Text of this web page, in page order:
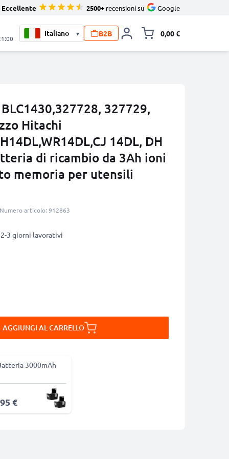
Eccellente 2500+ recensioni su Google
▾ B2B 0,00 €
327729,
Hitachi
14DL, DH
di ricambio da 3Ah ioni
memoria per utensili
Numero articolo: 912863
2-3 giorni lavorativi
AGGIUNGI AL CARRELLO
3000mAh
€